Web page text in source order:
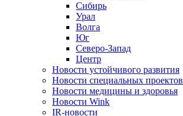
Сибирь
Урал
Волга
Юг
Северо-Запад
Центр
Новости устойчивого развития
Новости специальных проектов
Новости медицины и здоровья
Новости Wink
IR-новости